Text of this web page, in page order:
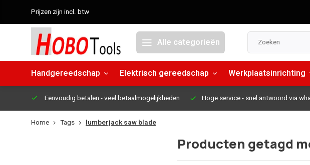
Prijzen zijn incl. btw
Alle categorieën
Handgereedschap Elektrisch gereedschap Werkplaatsinrichting
Eenvoudig betalen - veel betaalmogelijkheden Hoge service- snel antwoord via
Home Tags lumberjack saw blade
Producten getagd